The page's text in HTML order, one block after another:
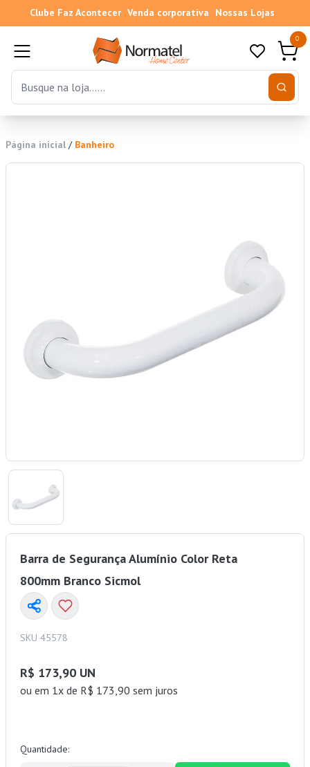
Clube Faz Acontecer Venda corporativa Nossas Lojas
0
Página inicial / Banheiro
Barra de Segurança Alumínio Color Reta
800mm Branco Sicmol
SKU 45578
R$ 173,90 UN
ou em 1x de R$ 173,90 sem juros
Quantidade: